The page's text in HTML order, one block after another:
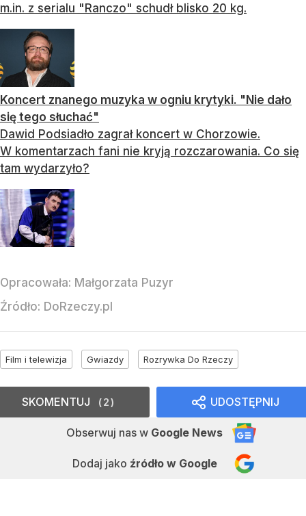
m.in. z serialu "Ranczo" schudł blisko 20 kg.
Koncert znanego muzyka w ogniu krytyki. "Nie dało
się tego słuchać"
Dawid Podsiadło zagrał koncert w Chorzowie.
W komentarzach fani nie kryją rozczarowania. Co się
tam wydarzyło?
Opracowała: Małgorzata Puzyr
Źródło: DoRzeczy.pl
Film i telewizja Gwiazdy Rozrywka Do Rzeczy
UDOSTĘPNIJ
Obserwuj nas w Google News
Dodaj jako źródło w Google
SKOMENTUJ 2